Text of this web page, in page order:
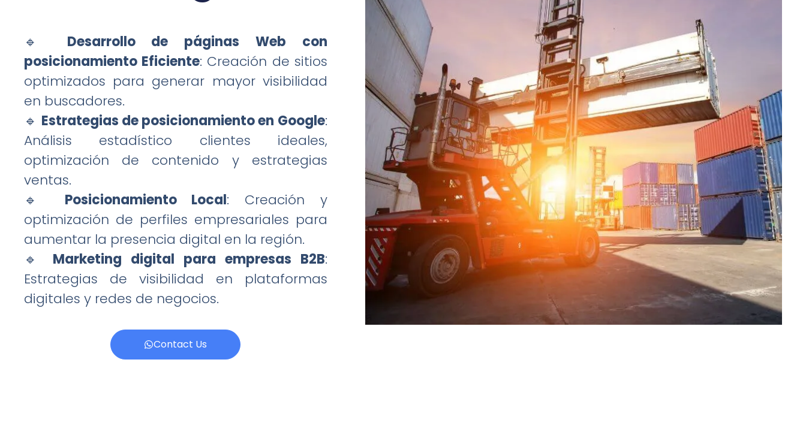
🔹 Desarrollo de páginas Web con
posicionamiento Eficiente: Creación de sitios
optimizados para generar mayor visibilidad
en buscadores.
🔹 Estrategias de posicionamiento en Google:
Análisis estadístico clientes ideales,
optimización de contenido y estrategias
ventas.
🔹 Posicionamiento Local: Creación y
optimización de perfiles empresariales para
aumentar la presencia digital en la región.
🔹 Marketing digital para empresas B2B:
Estrategias de visibilidad en plataformas
digitales y redes de negocios.
Contact Us